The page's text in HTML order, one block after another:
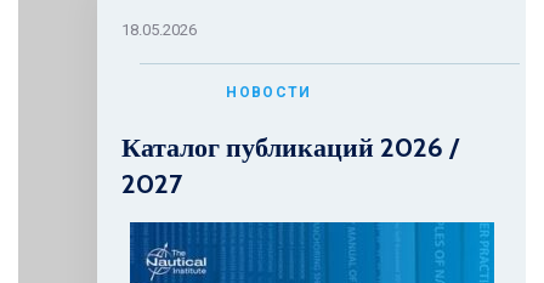
18.05.2026
НОВОСТИ
Каталог публикаций 2026 /
2027